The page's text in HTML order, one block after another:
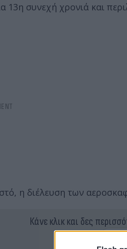
13η συνεχή χρονιά και
η διέλευση των
Κάνε κλικ και δες